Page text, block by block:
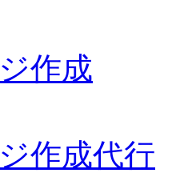
作成
作成代行